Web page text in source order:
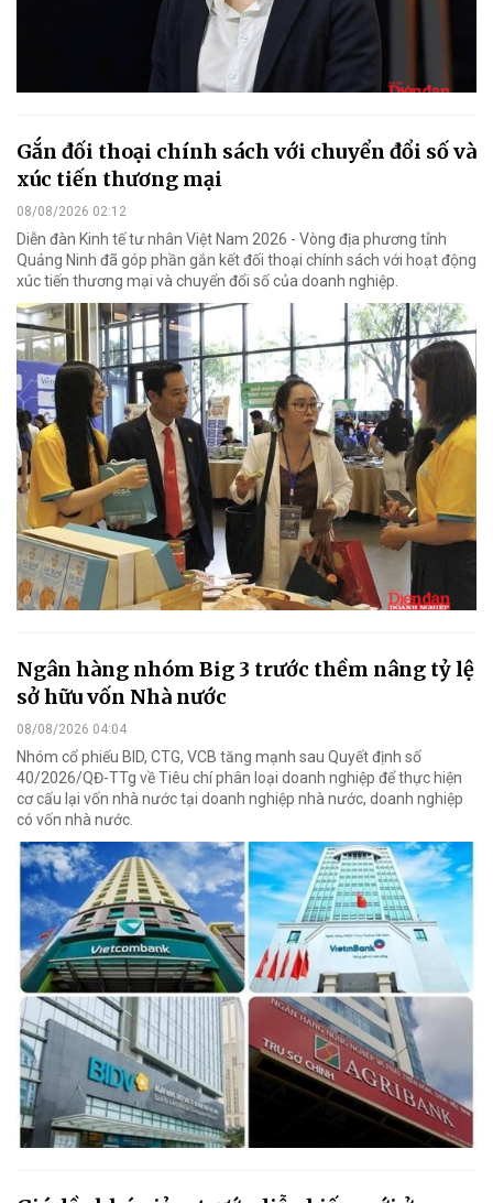
Gắn đối thoại chính sách với chuyển đổi số và
xúc tiến thương mại
08/08/2026 02:12
Diễn đàn Kinh tế tư nhân Việt Nam 2026 - Vòng địa phương tỉnh
Quảng Ninh đã góp phần gắn kết đối thoại chính sách với hoạt động
xúc tiến thương mại và chuyển đổi số của doanh nghiệp.
Ngân hàng nhóm Big 3 trước thềm nâng tỷ lệ
sở hữu vốn Nhà nước
08/08/2026 04:04
Nhóm cổ phiếu BID, CTG, VCB tăng mạnh sau Quyết định số
40/2026/QĐ-TTg về Tiêu chí phân loại doanh nghiệp để thực hiện
cơ cấu lại vốn nhà nước tại doanh nghiệp nhà nước, doanh nghiệp
có vốn nhà nước.